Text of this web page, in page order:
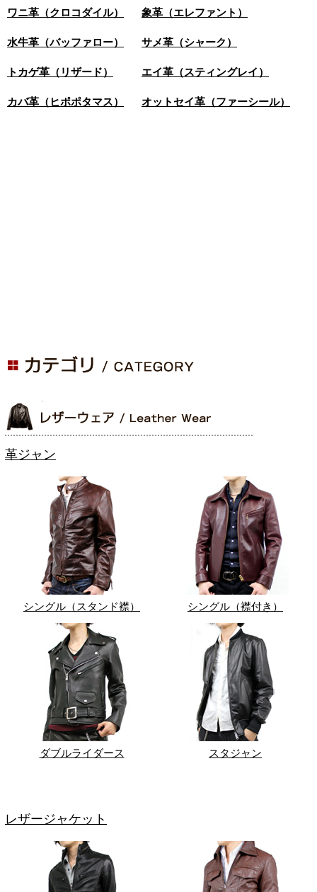
革ジャン
シングル（スタンド襟） シングル（襟付き）
ダブルライダース スタジャン
レザージャケット